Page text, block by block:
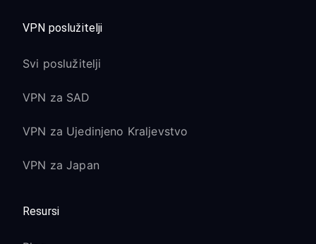
VPN poslužitelji
Svi poslužitelji
VPN za SAD
VPN za Ujedinjeno Kraljevstvo
VPN za Japan
Resursi